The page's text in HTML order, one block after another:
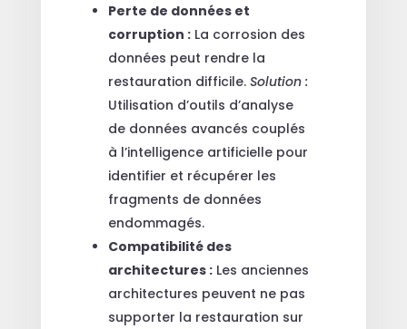
Perte de données et
corruption :La corrosion des
données peut rendre la
restauration difficile. Solution :
Utilisation d’outils d’analyse
de données avancés couplés
à l’intelligence artificielle pour
identifier et récupérer les
fragments de données
endommagés.
Compatibilité des
architectures :Les anciennes
architectures peuvent ne pas
supporter la restauration sur